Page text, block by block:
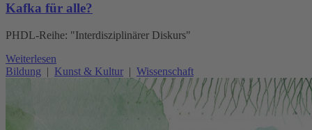
Kafka für alle?
PHDL-Reihe: "Interdisziplinärer Diskurs"
Weiterlesen
Bildung | Kunst & Kultur | Wissenschaft